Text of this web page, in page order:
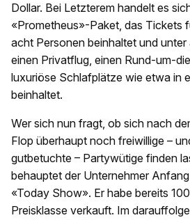
Dollar. Bei Letzterem handelt es
«Prometheus»-Paket, das Tickets
acht Personen beinhaltet und
einen Privatflug, einen Rund-um-
luxuriöse Schlafplätze wie etwa in
beinhaltet.
Wer sich nun fragt, ob sich nach
Flop überhaupt noch freiwillige –
gutbetuchte – Partywütige finden
behauptet der Unternehmer
«Today Show». Er habe bereits
Preisklasse verkauft. Im